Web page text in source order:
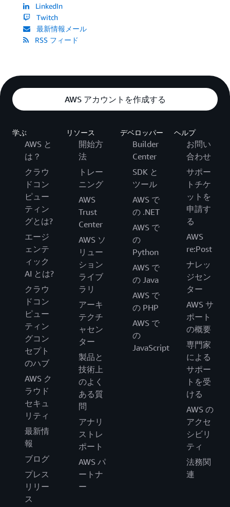
LinkedIn
Twitch
最新情報メール
RSS フィード
AWS アカウントを作成する
学ぶ
AWS と
は？
クラウ
ドコン
ピュー
ティン
グとは?
エージ
ェンテ
ィック
AI とは?
クラウ
ドコン
ピュー
ティン
グコン
セプト
のハブ
AWS ク
ラウド
セキュ
リティ
最新情
報
ブログ
プレス
リリー
ス
リソース
開始方
法
トレー
ニング
AWS
Trust
Center
AWS ソ
リュー
ション
ライブ
ラリ
アーキ
テクチ
ャセン
ター
製品と
技術上
のよく
ある質
問
アナリ
ストレ
ポート
AWS パ
ートナ
ー
デベロッパー
Builder
Center
SDK と
ツール
AWS で
の .NET
AWS で
の
Python
AWS で
の Java
AWS で
の PHP
AWS で
の
JavaScript
ヘルプ
お問い
合わせ
サポー
トチケ
ットを
申請す
る
AWS
re:Post
ナレッ
ジセン
ター
AWS サ
ポート
の概要
専門家
による
サポー
トを受
ける
AWS の
アクセ
シビリ
ティ
法務関
連